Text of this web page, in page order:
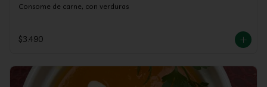
Consome de carne, con verduras
$3.490